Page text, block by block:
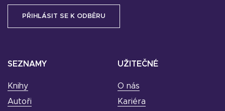
SEZNAMY
Knihy
Autoři
UŽITEČNÉ
O nás
Kariéra